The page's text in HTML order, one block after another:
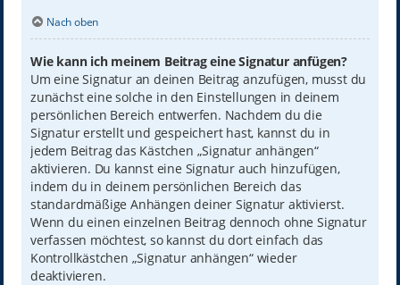
Nach oben
Wie kann ich meinem Beitrag eine Signatur anfügen?
Um eine Signatur an deinen Beitrag anzufügen, musst du
zunächst eine solche in den Einstellungen in deinem
persönlichen Bereich entwerfen. Nachdem du die
Signatur erstellt und gespeichert hast, kannst du in
jedem Beitrag das Kästchen „Signatur anhängen“
aktivieren. Du kannst eine Signatur auch hinzufügen,
indem du in deinem persönlichen Bereich das
standardmäßige Anhängen deiner Signatur aktivierst.
Wenn du einen einzelnen Beitrag dennoch ohne Signatur
verfassen möchtest, so kannst du dort einfach das
Kontrollkästchen „Signatur anhängen“ wieder
deaktivieren.